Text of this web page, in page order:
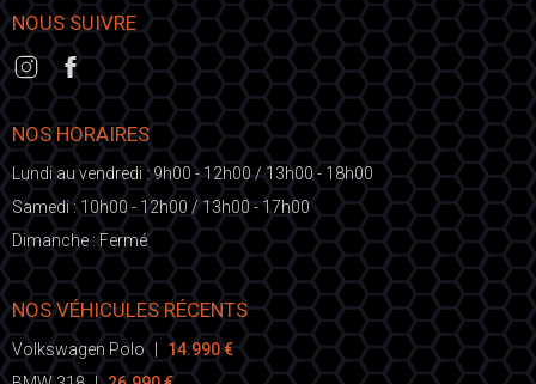
NOUS SUIVRE
NOS HORAIRES
Lundi au vendredi : 9h00 - 12h00 / 13h00 - 18h00
Samedi : 10h00 - 12h00 / 13h00 - 17h00
Dimanche : Fermé
NOS VÉHICULES RÉCENTS
Volkswagen Polo |
14.990 €